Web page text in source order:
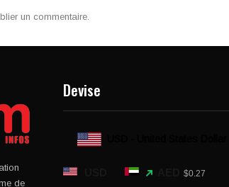
un commentaire.
de
Devise
$0.27